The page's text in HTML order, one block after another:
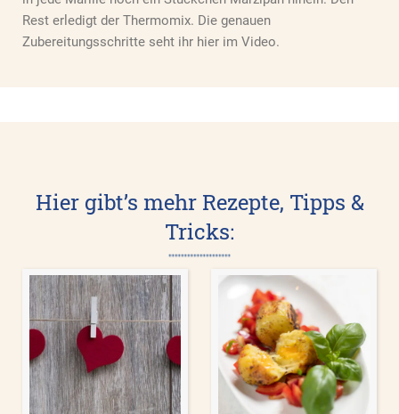
Rest erledigt der Thermomix. Die genauen
Zubereitungsschritte seht ihr hier im Video.
Hier gibt’s mehr Rezepte, Tipps &
Tricks: